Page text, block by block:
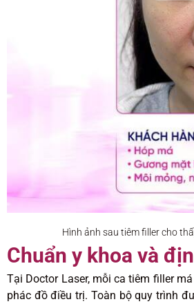
Hình ảnh sau tiêm filler cho
Chuẩn y khoa và
Tại Doctor Laser, mỗi ca tiêm filler
phác đồ điều trị. Toàn bộ quy trình